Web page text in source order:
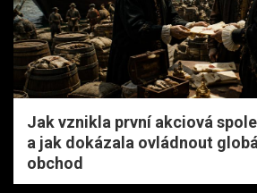
Jak vznikla první akciová
a jak dokázala ovládnout
obchod